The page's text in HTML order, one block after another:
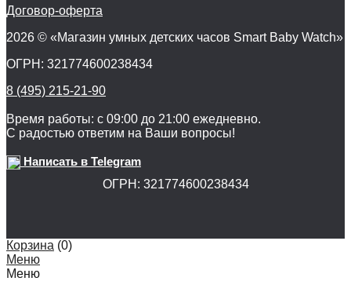
Договор-оферта
2026 © «Магазин умных детских часов Smart Baby Watch»
ОГРН: 321774600238434
8 (495) 215-21-90
Время работы: с 09:00 до 21:00 ежедневно.
С радостью ответим на Ваши вопросы!
Написать в Telegram
ОГРН: 321774600238434
Корзина (0)
Меню
Меню